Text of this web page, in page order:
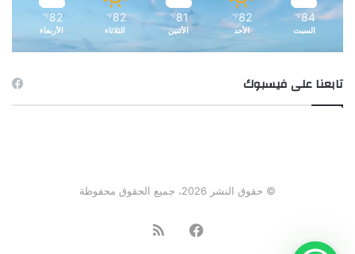
84
℉
السبت
82
℉
الأحد
81
℉
الأثنين
82
℉
الثلاثاء
82
℉
الأربعاء
تابعنا على فيسبوك
© حقوق النشر 2026، جميع الحقوق محفوظة
فيسبوكملخص